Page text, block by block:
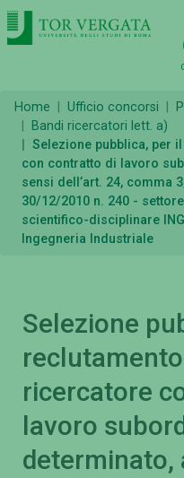
Home Ufficio concorsi
Bandi ricercatori lett. a)
Selezione pubblica, per
con contratto di lavoro
sensi dell’art. 24, comma
30/12/2010 n. 240 -
scientifico-disciplinare
Ingegneria Industriale
Selezione
ricercatore
lavoro
determinato,